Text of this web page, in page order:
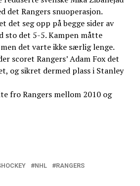
det Rangers snuoperasjon.
det seg opp på begge sider av
sto det 5-5. Kampen måtte
det varte ikke særlig lenge.
scoret Rangers’ Adam Fox det
og sikret dermed plass i Stanley
fro Rangers mellom 2010 og
NHL RANGERS